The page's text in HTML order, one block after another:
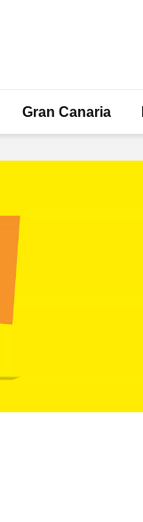
Gran Canaria